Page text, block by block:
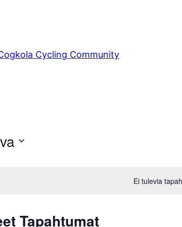
Cycling Community
Ei tulevia
Tapahtumat